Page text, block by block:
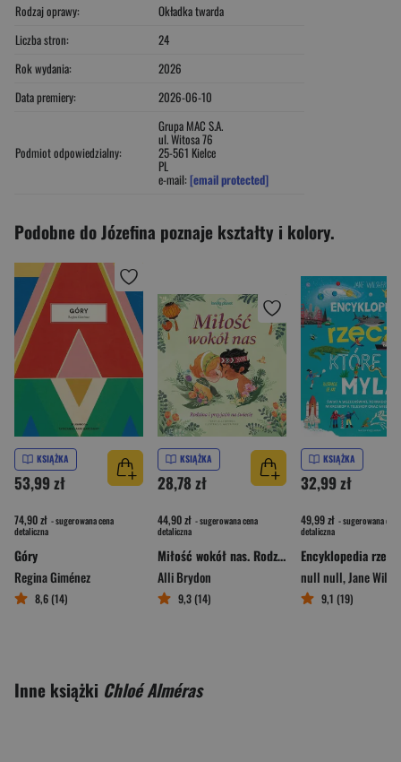
Rodzaj oprawy:
Okładka twarda
Liczba stron:
24
Rok wydania:
2026
Data premiery:
2026-06-10
Podmiot odpowiedzialny:
Grupa MAC S.A.
ul. Witosa 76
25-561 Kielce
PL
e-mail: [email protected]
Podobne do Józefina poznaje kształty i kolory.
KSIĄŻKA
53,99 zł
74,90 zł - sugerowana cena
detaliczna
Góry
Regina Giménez
8,6 (14)
KSIĄŻKA
28,78 zł
44,90 zł - sugerowana cena
detaliczna
Miłość wokół nas. Rodzina i przyjaźń na świecie
Alli Brydon
9,3 (14)
KSIĄŻKA
32,99 zł
49,99 zł - sugerowana cena
detaliczna
null null,Jane
9,1 (19)
Inne książki Chloé Alméras